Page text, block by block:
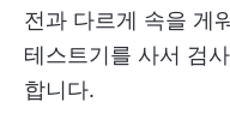
전과 다르게 속을 게
테스트기를 사서 검
합니다.